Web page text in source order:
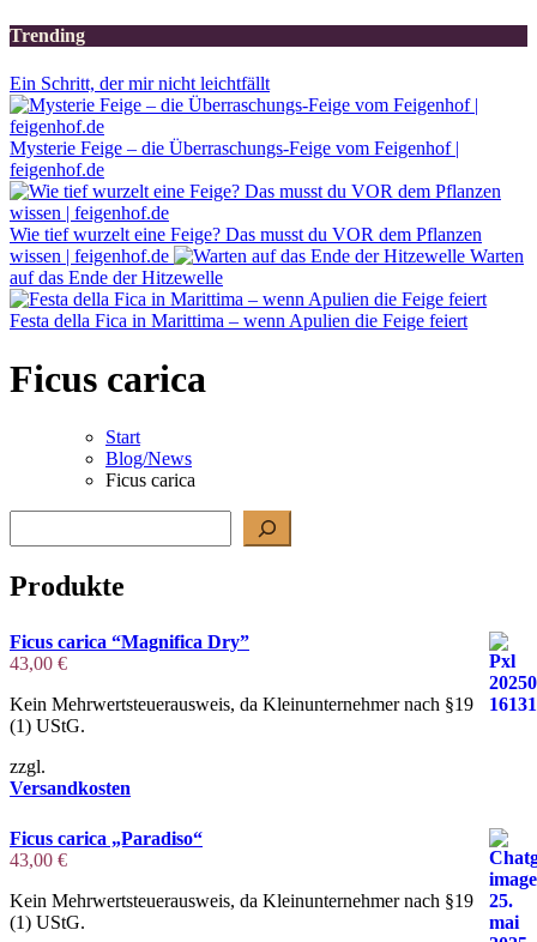
Trending
Ein Schritt, der mir nicht leichtfällt
Mysterie Feige – die Überraschungs-Feige vom Feigenhof |
feigenhof.de
Wie tief wurzelt eine Feige? Das musst du VOR dem Pflanzen
wissen | feigenhof.de
Warten
auf das Ende der Hitzewelle
Festa della Fica in Marittima – wenn Apulien die Feige feiert
Ficus carica
Start
Blog/News
Ficus carica
Produkte
Ficus carica “Magnifica Dry”
43,00 €
Kein Mehrwertsteuerausweis, da Kleinunternehmer nach §19
(1) UStG.
zzgl.
Versandkosten
Ficus carica „Paradiso“
43,00 €
Kein Mehrwertsteuerausweis, da Kleinunternehmer nach §19
(1) UStG.